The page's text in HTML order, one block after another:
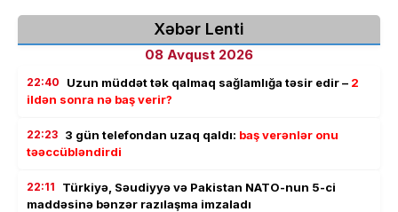
Xəbər Lenti
08 Avqust 2026
22:40 Uzun müddət tək qalmaq sağlamlığa təsir edir – 2
ildən sonra nə baş verir?
22:23 3 gün telefondan uzaq qaldı: baş verənlər onu
təəccübləndirdi
22:11
Türkiyə, Səudiyyə və Pakistan NATO-nun 5-ci
maddəsinə bənzər razılaşma imzaladı